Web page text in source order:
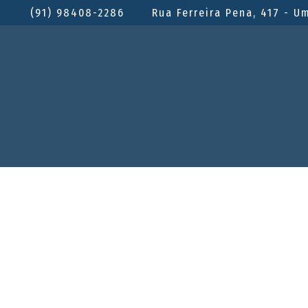
(91) 98408-2286 Rua Ferreira Pena, 417 -